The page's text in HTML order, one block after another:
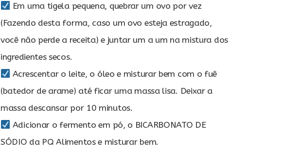
Em uma tigela pequena, quebrar um ovo por vez
(Fazendo desta forma, caso um ovo esteja estragado,
você não perde a receita) e juntar um a um na mistura dos
ingredientes secos.
Acrescentar o leite, o óleo e misturar bem com o fuê
(batedor de arame) até ficar uma massa lisa. Deixar a
massa descansar por 10 minutos.
Adicionar o fermento em pó, o BICARBONATO DE
SÓDIO da PQ Alimentos e misturar bem.